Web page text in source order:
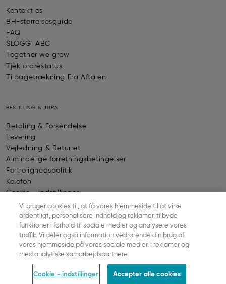
Kontakt os
BH-størrelsesguide
FAQ
SLOGGI ABC
Together we grow
Tjek ordrestatus
Tilbagetrækning Fra Aftalen
BESTILLING & JURA
Betaling & Forsendelse
Levering
Vejledning & Returret
Almindelige forretningsbetingelser
Fortrolighedspolitik
Kolofon
Cookie - indstillinger
BETALING
© SLOGGI2026ALL RIGHTS RESERVED
Vi bruger cookies til, at få vores hjemmeside til at virke
ordentligt, personalisere indhold og reklamer, tilbyde
funktioner i forhold til sociale medier og analysere vores
traffik. Vi deler også information vedrørende din brug af
vores hjemmeside på vores sociale medier, i reklamer og
med analytiske samarbejdspartnere.
Cookie - indstillinger Accepter alle cookies